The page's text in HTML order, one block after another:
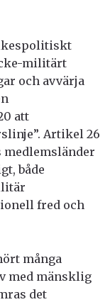
militärt
och avvärja
att
Artikel 26
medlemsländer
både
fred och
många
med mänsklig
det